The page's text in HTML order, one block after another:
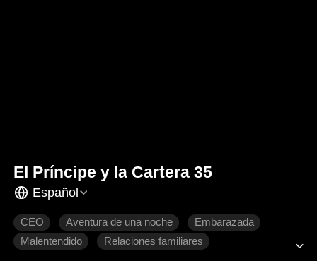
El Príncipe y la Cartera 35
Español
CEO Aventura de una noche
Embarazada
Malentendido
Relaciones familiares